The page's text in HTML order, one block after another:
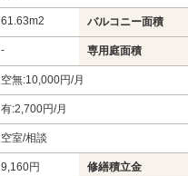
61.63m2 バルコニー面積
- 専用庭面積
空無:10,000円/月
有:2,700円/月
空室/相談
9,160円 修繕積立金